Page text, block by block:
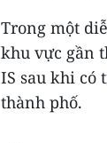
Trong một
khu vực gần
IS sau khi có
thành phố.